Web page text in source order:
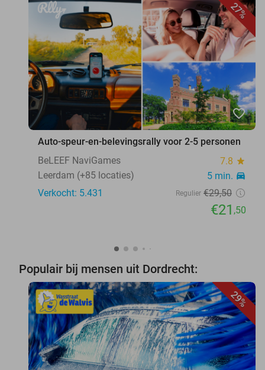
27%
favorite_border
Auto-speur-en-belevingsrally voor 2-5 personen
BeLEEF NaviGames
7.8 star
Leerdam (+85 locaties) 5 min. directions_car
Verkocht: 5.431 Regulier €29,50
€21 ,50
Populair bij mensen uit Dordrecht:
29%